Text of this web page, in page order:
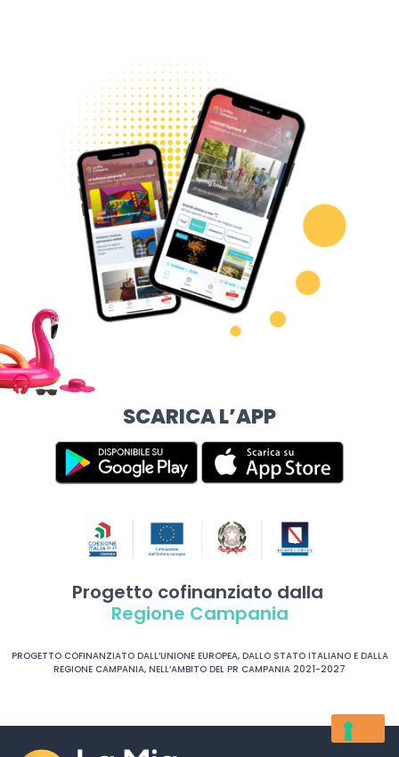
SCARICA L’APP
Progetto cofinanziato dalla
Regione Campania
PROGETTO COFINANZIATO DALL’UNIONE EUROPEA, DALLO STATO ITALIANO E DALLA
REGIONE CAMPANIA, NELL’AMBITO DEL PR CAMPANIA 2021-2027